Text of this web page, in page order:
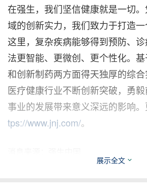
在强生，我们坚信健康就是一切
域的创新实力，我们致力于打造
这里，复杂疾病能够得到预防、
法更智能、更微创、更个性化。
和创新制药两方面得天独厚的综
医疗健康行业不断创新突破，勇
事业的发展带来意义深远的影响
tps://www.jnj.com/。
展示全文